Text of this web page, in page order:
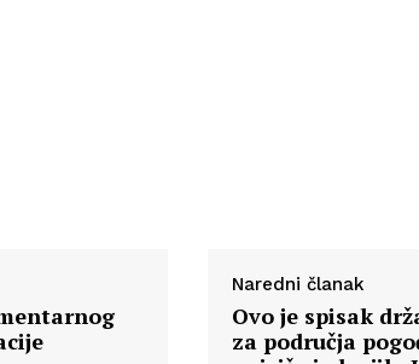
Naredni članak
Ovo je spisak
za područja